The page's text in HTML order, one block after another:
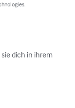
dich in ihrem